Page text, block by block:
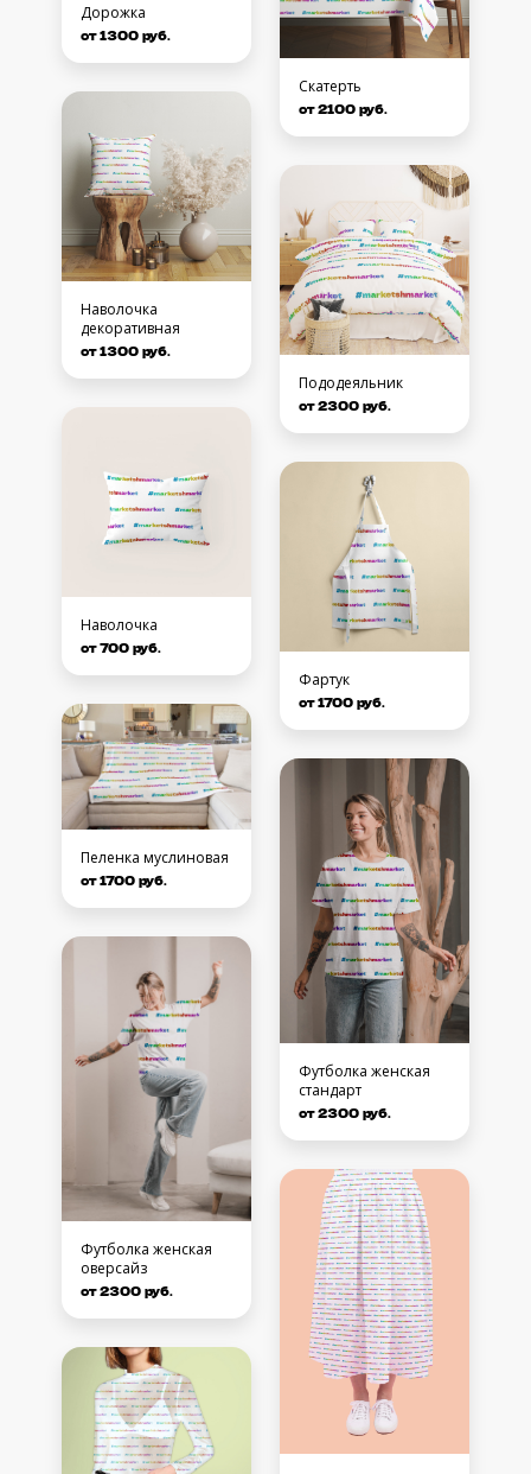
Дорожка
от 1300 руб.
Наволочка
декоративная
от 1300 руб.
Наволочка
от 700 руб.
Пеленка муслиновая
от 1700 руб.
Футболка женская
оверсайз
от 2300 руб.
Скатерть
от 2100 руб.
Пододеяльник
от 2300 руб.
Фартук
от 1700 руб.
Футболка женская
стандарт
от 2300 руб.